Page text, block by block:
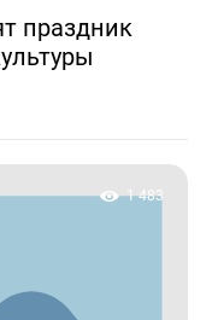
праздник
1 483